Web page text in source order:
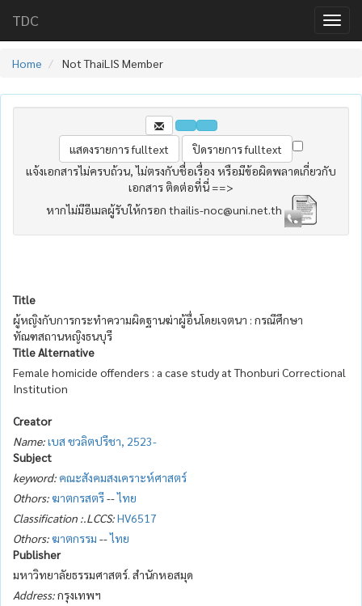
TDC
Home Not ThaiLIS Member
แจ้งเอกสารไม่ครบถ้วน, ไม่ตรงกับชื่อเรื่อง หรือมีข้อผิดพลาดเกี่ยวกับ
เอกสาร ติดต่อที่นี่ ==>
หากไม่มีอีเมลผู้รับให้กรอก thailis-noc@uni.net.th
Title
ผู้หญิงกับการกระทำความผิดฐานฆ่าผู้อื่นโดยเจตนา : กรณีศึกษา
ทัณฑสถานหญิงธนบุรี
Title Alternative
Female homicide offenders : a case study at Thonburi Correctional
Institution
Creator
Name:เบส ชวลิตปรีชา, 2523-
Subject
keyword: คณะสังคมสงเคราะห์ศาสตร์
Othors:ฆาตกรสตรี--ไทย
Classification :.LCCS:HV6517
Othors:ฆาตกรรม --ไทย
Publisher
มหาวิทยาลัยธรรมศาสตร์. สำนักหอสมุด
Address:กรุงเทพฯ